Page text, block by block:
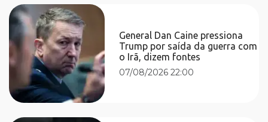
General Dan Caine pressiona
Trump por saída da guerra com
o Irã, dizem fontes
07/08/2026 22:00